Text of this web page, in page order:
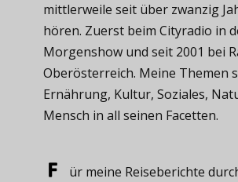
mittlerweile seit über zwanzig
hören. Zuerst beim Cityradio in
Morgenshow und seit 2001 bei
Oberösterreich. Meine Themen
Ernährung, Kultur, Soziales,
Mensch in all seinen Facetten.
ür meine ​Reiseberichte